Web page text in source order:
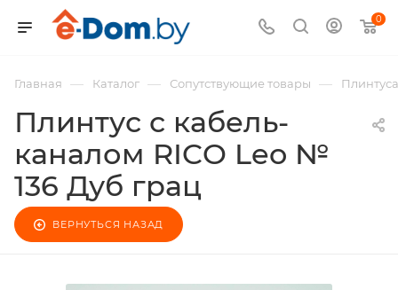
0
Главная — Каталог — Сопутствующие товары — Плинтуса
Плинтус с кабель-
каналом RICO Leo №
136 Дуб грац
ВЕРНУТЬСЯ НАЗАД